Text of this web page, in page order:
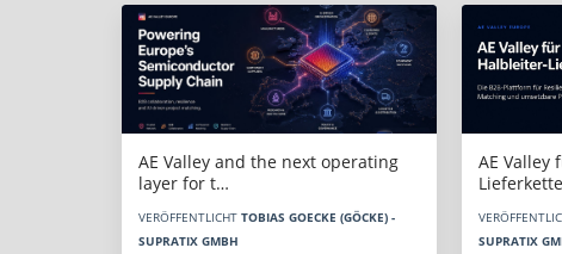
AE Valley and the next operating
layer for t…
VERÖFFENTLICHT TOBIAS GOECKE (GÖCKE) -
SUPRATIX GMBH
AE Valley
SUPRATIX